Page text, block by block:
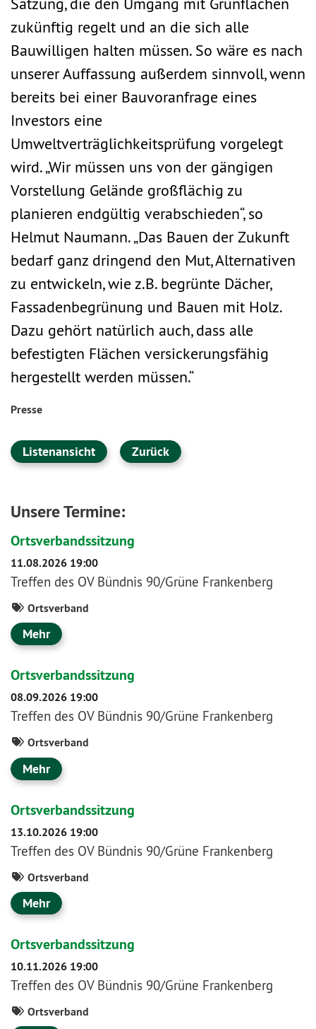
zukünftig regelt und an die sich alle
Bauwilligen halten müssen. So wäre es nach
unserer Auffassung außerdem sinnvoll, wenn
bereits bei einer Bauvoranfrage eines
Investors eine
Umweltverträglichkeitsprüfung vorgelegt
wird. „Wir müssen uns von der gängigen
Vorstellung Gelände großflächig zu
planieren endgültig verabschieden“, so
Helmut Naumann. „Das Bauen der Zukunft
bedarf ganz dringend den Mut, Alternativen
zu entwickeln, wie z.B. begrünte Dächer,
Fassadenbegrünung und Bauen mit Holz.
Dazu gehört natürlich auch, dass alle
befestigten Flächen versickerungsfähig
hergestellt werden müssen.“
Presse
Listenansicht Zurück
Unsere Termine:
Ortsverbandssitzung
11.08.2026 19:00
Treffen des OV Bündnis 90/Grüne Frankenberg
Ortsverband
Mehr
Ortsverbandssitzung
08.09.2026 19:00
Treffen des OV Bündnis 90/Grüne Frankenberg
Ortsverband
Mehr
Ortsverbandssitzung
13.10.2026 19:00
Treffen des OV Bündnis 90/Grüne Frankenberg
Ortsverband
Mehr
Ortsverbandssitzung
10.11.2026 19:00
Treffen des OV Bündnis 90/Grüne Frankenberg
Ortsverband